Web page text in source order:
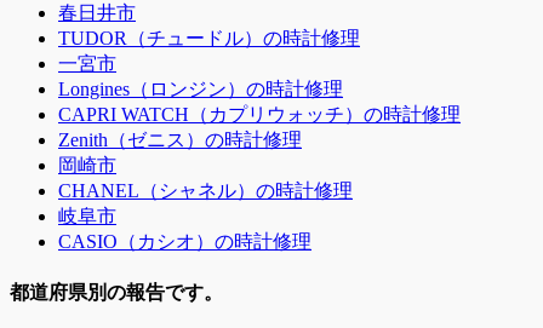
春日井市
TUDOR（チュードル）の時計修理
一宮市
Longines（ロンジン）の時計修理
CAPRI WATCH（カプリウォッチ）の時計修理
Zenith（ゼニス）の時計修理
岡崎市
CHANEL（シャネル）の時計修理
岐阜市
CASIO（カシオ）の時計修理
都道府県別の報告です。